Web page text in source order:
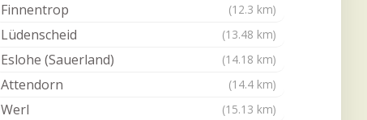
Finnentrop (12.3 km)
Lüdenscheid (13.48 km)
Eslohe (Sauerland) (14.18 km)
Attendorn (14.4 km)
Werl (15.13 km)